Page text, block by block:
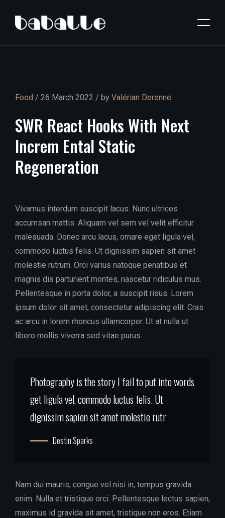
Food / 26 March 2022 / by Valérian Derenne
SWR React Hooks With Next
Increm Ental Static
Regeneration
Vivamus interdum suscipit lacus. Nunc ultrices
accumsan mattis. Aliquam vel sem vel velit efficitur
malesuada. Donec arcu lacus, ornare eget ligula vel,
commodo luctus felis. Ut dignissim sapien sit amet
molestie rutrum. Orci varius natoque penatibus et
magnis dis parturient montes, nascetur ridiculus mus.
Pellentesque in porta dolor, a suscipit risus. Lorem
ipsum dolor sit amet, consectetur adipiscing elit. Cras
ac arcu in lorem rhoncus ullamcorper. Ut at nulla ut
libero mollis viverra sed vitae purus.
Photography is the story I fail to put into words
get ligula vel, commodo luctus felis. Ut
dignissim sapien sit amet molestie rutr
Destin Sparks
Nam dui mauris, congue vel nisi in, tempus gravida
enim. Nulla et tristique orci. Pellentesque lectus sapien,
maximus id gravida sit amet, tristique non eros. Etiam